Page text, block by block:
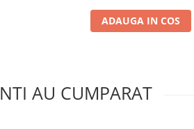
ADAUGA IN COS
AU CUMPARAT